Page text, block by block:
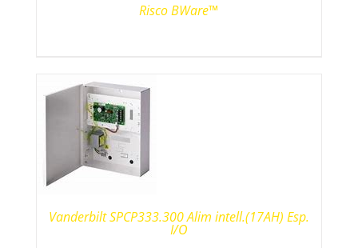
Risco BWare™
Vanderbilt SPCP333.300 Alim intell.(17AH) Esp.
I/O